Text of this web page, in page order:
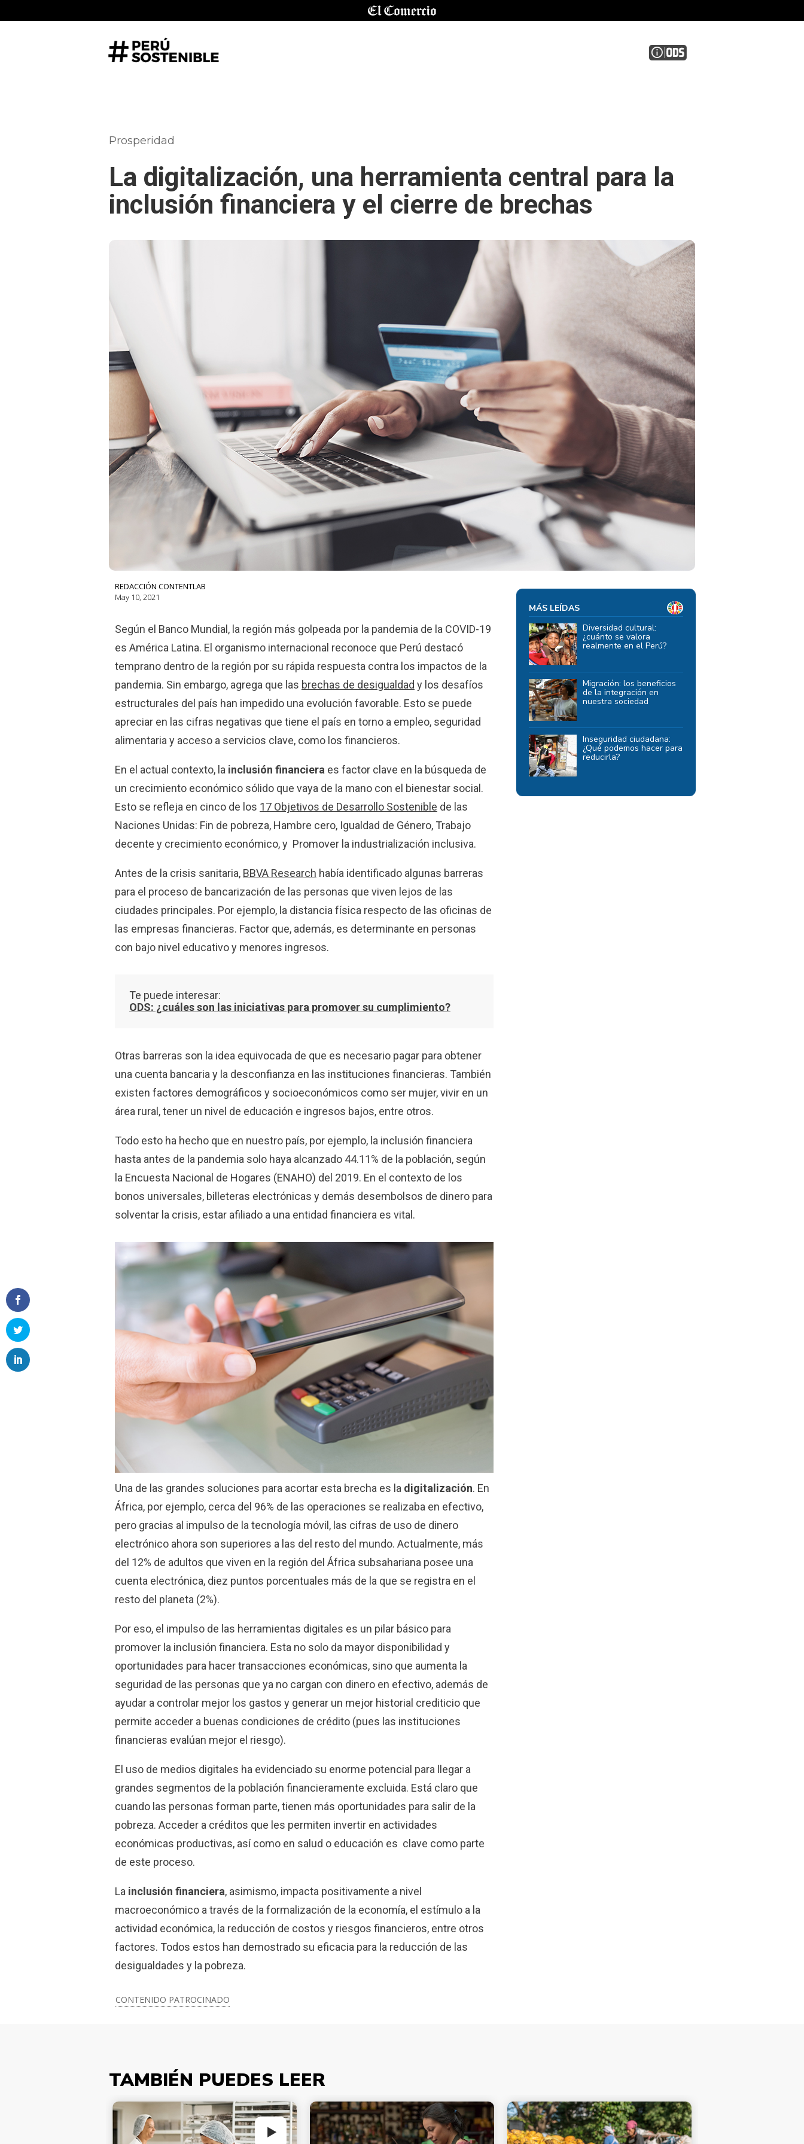
Prosperidad
La digitalización, una herramienta central para la
inclusión financiera y el cierre de brechas
REDACCIÓN CONTENTLAB
May 10, 2021
Según el Banco Mundial, la región más golpeada por la pandemia de la COVID-19
es América Latina. El organismo internacional reconoce que Perú destacó
temprano dentro de la región por su rápida respuesta contra los impactos de la
pandemia. Sin embargo, agrega que las brechas de desigualdad y los desafíos
estructurales del país han impedido una evolución favorable. Esto se puede
apreciar en las cifras negativas que tiene el país en torno a empleo, seguridad
alimentaria y acceso a servicios clave, como los financieros.
En el actual contexto, la inclusión financiera es factor clave en la búsqueda de
un crecimiento económico sólido que vaya de la mano con el bienestar social.
Esto se refleja en cinco de los 17 Objetivos de Desarrollo Sostenible de las
Naciones Unidas: Fin de pobreza, Hambre cero, Igualdad de Género, Trabajo
decente y crecimiento económico, y Promover la industrialización inclusiva.
Antes de la crisis sanitaria, BBVA Research había identificado algunas barreras
para el proceso de bancarización de las personas que viven lejos de las
ciudades principales. Por ejemplo, la distancia física respecto de las oficinas de
las empresas financieras. Factor que, además, es determinante en personas
con bajo nivel educativo y menores ingresos.
Te puede interesar:
ODS: ¿cuáles son las iniciativas para promover su cumplimiento?
Otras barreras son la idea equivocada de que es necesario pagar para obtener
una cuenta bancaria y la desconfianza en las instituciones financieras. También
existen factores demográficos y socioeconómicos como ser mujer, vivir en un
área rural, tener un nivel de educación e ingresos bajos, entre otros.
Todo esto ha hecho que en nuestro país, por ejemplo, la inclusión financiera
hasta antes de la pandemia solo haya alcanzado 44.11% de la población, según
la Encuesta Nacional de Hogares (ENAHO) del 2019. En el contexto de los
bonos universales, billeteras electrónicas y demás desembolsos de dinero para
solventar la crisis, estar afiliado a una entidad financiera es vital.
Una de las grandes soluciones para acortar esta brecha es la digitalización. En
África, por ejemplo, cerca del 96% de las operaciones se realizaba en efectivo,
pero gracias al impulso de la tecnología móvil, las cifras de uso de dinero
electrónico ahora son superiores a las del resto del mundo. Actualmente, más
del 12% de adultos que viven en la región del África subsahariana posee una
cuenta electrónica, diez puntos porcentuales más de la que se registra en el
resto del planeta (2%).
Por eso, el impulso de las herramientas digitales es un pilar básico para
promover la inclusión financiera. Esta no solo da mayor disponibilidad y
oportunidades para hacer transacciones económicas, sino que aumenta la
seguridad de las personas que ya no cargan con dinero en efectivo, además de
ayudar a controlar mejor los gastos y generar un mejor historial crediticio que
permite acceder a buenas condiciones de crédito (pues las instituciones
financieras evalúan mejor el riesgo).
El uso de medios digitales ha evidenciado su enorme potencial para llegar a
grandes segmentos de la población financieramente excluida. Está claro que
cuando las personas forman parte, tienen más oportunidades para salir de la
pobreza. Acceder a créditos que les permiten invertir en actividades
económicas productivas, así como en salud o educación es clave como parte
de este proceso.
La inclusión financiera, asimismo, impacta positivamente a nivel
macroeconómico a través de la formalización de la economía, el estímulo a la
actividad económica, la reducción de costos y riesgos financieros, entre otros
factores. Todos estos han demostrado su eficacia para la reducción de las
desigualdades y la pobreza.
CONTENIDO PATROCINADO
MÁS LEÍDAS
Diversidad cultural:
¿cuánto se valora
realmente en el Perú?
Migración: los beneficios
de la integración en
nuestra sociedad
Inseguridad ciudadana:
¿Qué podemos hacer para
reducirla?
TAMBIÉN PUEDES LEER